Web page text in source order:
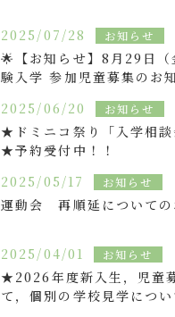
2025/07/28 お知らせ
🌟【お知らせ】8月29日
験入学 参加児童募集のお
2025/06/20
お知らせ
★ドミニコ祭り「入学相談
★予約受付中！！
2025/05/17
お知らせ
運動会 再順延についての
2025/04/01 お知らせ
★2026年度新入生，児童
て，個別の学校見学につ